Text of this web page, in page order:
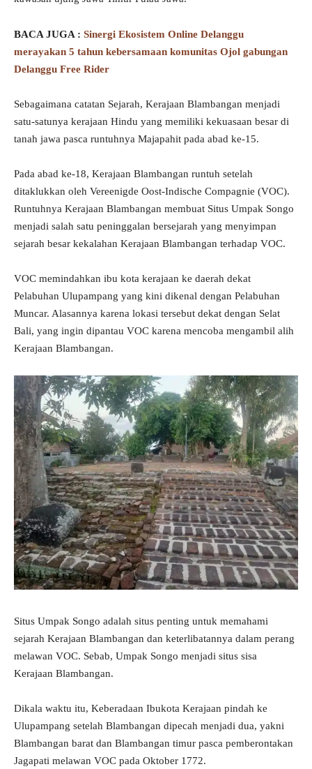
BACA JUGA : Sinergi Ekosistem Online Delanggu
merayakan 5 tahun kebersamaan komunitas Ojol gabungan
Delanggu Free Rider
Sebagaimana catatan Sejarah, Kerajaan Blambangan menjadi
satu-satunya kerajaan Hindu yang memiliki kekuasaan besar di
tanah jawa pasca runtuhnya Majapahit pada abad ke-15.
Pada abad ke-18, Kerajaan Blambangan runtuh setelah
ditaklukkan oleh Vereenigde Oost-Indische Compagnie (VOC).
Runtuhnya Kerajaan Blambangan membuat Situs Umpak Songo
menjadi salah satu peninggalan bersejarah yang menyimpan
sejarah besar kekalahan Kerajaan Blambangan terhadap VOC.
VOC memindahkan ibu kota kerajaan ke daerah dekat
Pelabuhan Ulupampang yang kini dikenal dengan Pelabuhan
Muncar. Alasannya karena lokasi tersebut dekat dengan Selat
Bali, yang ingin dipantau VOC karena mencoba mengambil alih
Kerajaan Blambangan.
Situs Umpak Songo adalah situs penting untuk memahami
sejarah Kerajaan Blambangan dan keterlibatannya dalam perang
melawan VOC. Sebab, Umpak Songo menjadi situs sisa
Kerajaan Blambangan.
Dikala waktu itu, Keberadaan Ibukota Kerajaan pindah ke
Ulupampang setelah Blambangan dipecah menjadi dua, yakni
Blambangan barat dan Blambangan timur pasca pemberontakan
Jagapati melawan VOC pada Oktober 1772.